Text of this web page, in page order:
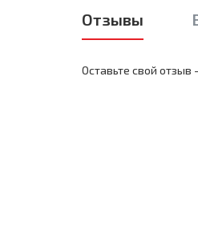
Отзывы
Оставьте свой